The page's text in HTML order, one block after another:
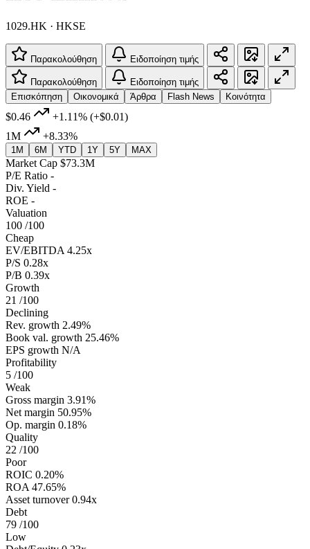
1029.HK · HKSE
Παρακολούθηση Ειδοποίηση τιμής
Παρακολούθηση
Ειδοποίηση τιμής
Επισκόπηση
Οικονομικά Άρθρα Flash News Κοινότητα
$0.46 +1.11% (+$0.01)
1M
+8.33%
1M 6M YTD 1Y 5Y MAX
Market Cap $73.3M
P/E Ratio -
Div. Yield -
ROE -
Valuation
100 /100
Cheap
EV/EBITDA 4.25x
P/S 0.28x
P/B 0.39x
Growth
21 /100
Declining
Rev. growth 2.49%
Book val. growth 25.46%
EPS growth N/A
Profitability
5 /100
Weak
Gross margin 3.91%
Net margin 50.95%
Op. margin 0.18%
Quality
22 /100
Poor
ROIC 0.20%
ROA 47.65%
Asset turnover 0.94x
Debt
79 /100
Low